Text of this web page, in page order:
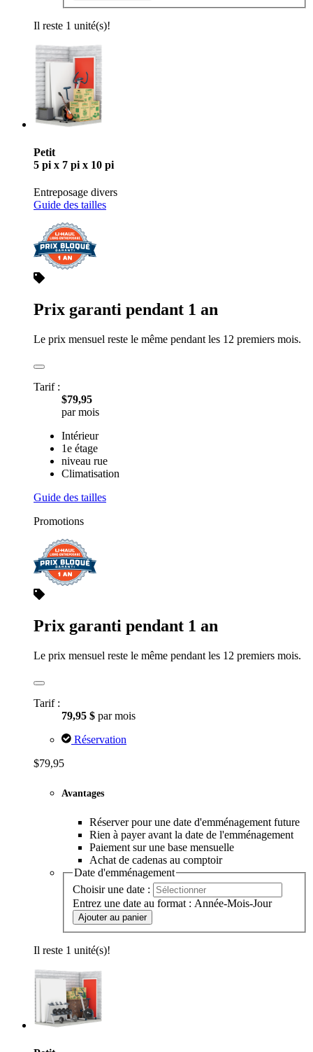
Il reste 1 unité(s)!
Petit
5 pi x 7 pi x 10 pi
Entreposage divers
Guide des tailles
Prix garanti pendant 1 an
Le prix mensuel reste le même pendant les 12 premiers mois.
Tarif :
$79,95
par mois
Intérieur
1e étage
niveau rue
Climatisation
Guide des tailles
Promotions
Prix garanti pendant 1 an
Le prix mensuel reste le même pendant les 12 premiers mois.
Tarif :
79,95 $ par mois
Réservation
$79,95
Avantages
Réserver pour une date d'emménagement future
Rien à payer avant la date de l'emménagement
Paiement sur une base mensuelle
Achat de cadenas au comptoir
Date d'emménagement
Choisir une date :
Entrez une date au format : Année-Mois-Jour
Ajouter au panier
Il reste 1 unité(s)!